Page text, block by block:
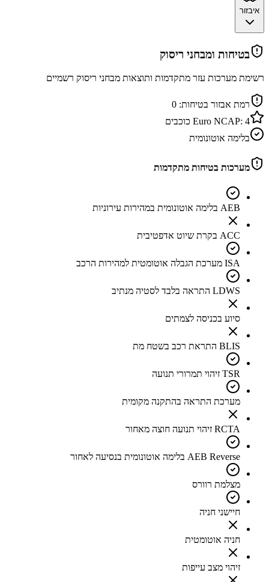
איבזור
בטיחות ומבחני ריסוק
רשימת מערכות עזר מתקדמות ותוצאות מבחני ריסוק רשמיים
רמת אבזור בטיחות: 0
Euro NCAP: 4
כוכבים
בלימה אוטונומית
מערכות בטיחות מתקדמות
AEB בלימה אוטונומית במהירות עירוניות
ACC בקרת שיוט אדפטיבית
ISA מערכת הגבלה אוטומטית למהירות הרכב
LDWS התראה בלבד לסטיה מנתיב
סיוע בכניסה לצמתים
BLIS התראת רכב בשטח מת
TSR זיהוי תמרורי תנועה
מערכת התראה בהתקנה מקומית
RCTA זיהוי תנועה חוצה מאחור
AEB Reverse בלימה אוטונומית בנסיעה לאחור
מצלמת רוורס
חיישני חניה
חניה אוטומטית
זיהוי מצב עייפות